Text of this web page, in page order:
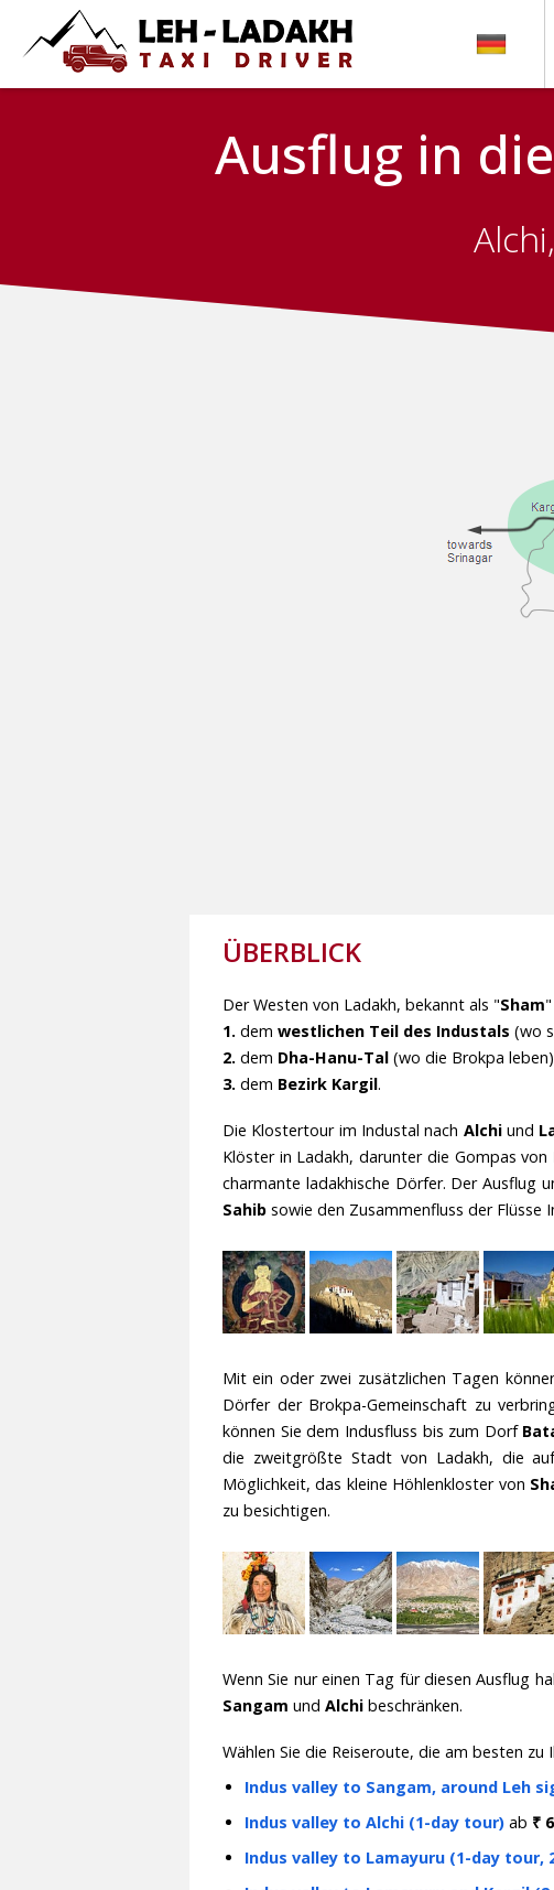
Ausflug in
ÜBERBLICK
Der Westen von Ladakh, bekannt als "Sham
1. dem westlichen Teil des Industals (wo
2. dem Dha-Hanu-Tal (wo die Brokpa
3. dem Bezirk Kargil.
Die Klostertour im Industal nach Alchiund
Klöster in Ladakh, darunter die Gompas von
charmante ladakhische Dörfer. Der Ausflug
Sahib sowie den Zusammenfluss der Flüsse
Mit ein oder zwei zusätzlichen Tagen
Dörfer der Brokpa-Gemeinschaft zu
können Sie dem Indusfluss bis zum Dorf
die zweitgrößte Stadt von Ladakh, die
Möglichkeit, das kleine Höhlenkloster von
zu besichtigen.
Wenn Sie nur einen Tag für diesen Ausflug
Sangam und Alchi beschränken.
Wählen Sie die Reiseroute, die am besten zu
Indus valley to Sangam, around Leh
Indus valley to Alchi (1-day tour) ab ₹
Indus valley to Lamayuru (1-day